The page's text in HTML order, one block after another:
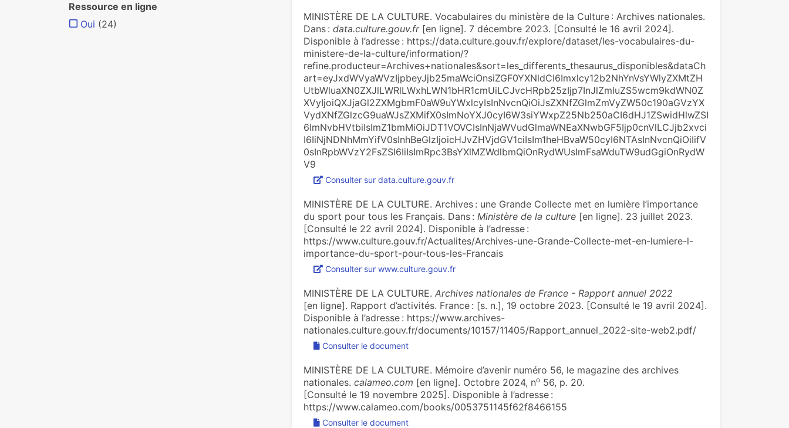
MINISTÈRE DE LA CULTURE. Vocabulaires du ministère de la Culture : Archives nationales.
Dans : data.culture.gouv.fr[en ligne]. 7 décembre 2023. [Consulté le 16 avril 2024].
Disponible à l’adresse : https://data.culture.gouv.fr/explore/dataset/les-vocabulaires-du-
ministere-de-la-culture/information/?
refine.producteur=Archives+nationales&sort=les_differents_thesaurus_disponibles&dataCh
art=eyJxdWVyaWVzIjpbeyJjb25maWciOnsiZGF0YXNldCI6Imxlcy12b2NhYnVsYWlyZXMtZH
UtbWluaXN0ZXJlLWRlLWxhLWN1bHR1cmUiLCJvcHRpb25zIjp7InJlZmluZS5wcm9kdWN0Z
XVyIjoiQXJjaGl2ZXMgbmF0aW9uYWxlcyIsInNvcnQiOiJsZXNfZGlmZmVyZW50c190aGVzYX
VydXNfZGlzcG9uaWJsZXMifX0sImNoYXJ0cyI6W3siYWxpZ25Nb250aCI6dHJ1ZSwidHlwZSI
6ImNvbHVtbiIsImZ1bmMiOiJDT1VOVCIsInNjaWVudGlmaWNEaXNwbGF5Ijp0cnVlLCJjb2xvci
I6IiNjNDNhMmYifV0sInhBeGlzIjoicHJvZHVjdGV1ciIsIm1heHBvaW50cyI6NTAsInNvcnQiOiIifV
0sInRpbWVzY2FsZSI6IiIsImRpc3BsYXlMZWdlbmQiOnRydWUsImFsaWduTW9udGgiOnRydW
V9
Consulter sur data.culture.gouv.fr
MINISTÈRE DE LA CULTURE. Archives : une Grande Collecte met en lumière l’importance
du sport pour tous les Français. Dans : Ministère de la culture[en ligne]. 23 juillet 2023.
[Consulté le 22 avril 2024]. Disponible à l’adresse :
https://www.culture.gouv.fr/Actualites/Archives-une-Grande-Collecte-met-en-lumiere-l-
importance-du-sport-pour-tous-les-Francais
Consulter sur www.culture.gouv.fr
MINISTÈRE DE LA CULTURE. Archives nationales de France - Rapport annuel 2022
[en ligne]. Rapport d’activités. France : [s. n.], 19 octobre 2023. [Consulté le 19 avril 2024].
Disponible à l’adresse : https://www.archives-
nationales.culture.gouv.fr/documents/10157/11405/Rapport_annuel_2022-site-web2.pdf/
Consulter le document
MINISTÈRE DE LA CULTURE. Mémoire d’avenir numéro 56, le magazine des archives
nationales. calameo.com [en ligne]. Octobre 2024, no56, p. 20.
[Consulté le 19 novembre 2025]. Disponible à l’adresse :
https://www.calameo.com/books/0053751145f62f8466155
Consulter le document
Ressource en ligne
Oui (24)